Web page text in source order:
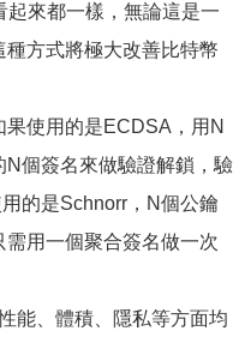
起來都一樣，無論這是一
方式將極大改善比特幣
使用的是ECDSA，用N
個簽名來做驗證解鎖，驗
的是Schnorr，N個公鑰
用一個聚合簽名做一次
能、體積、隱私等方面均